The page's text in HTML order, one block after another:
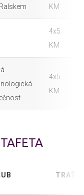
KM
4x5
KM
4x5
KM
TRAŤ